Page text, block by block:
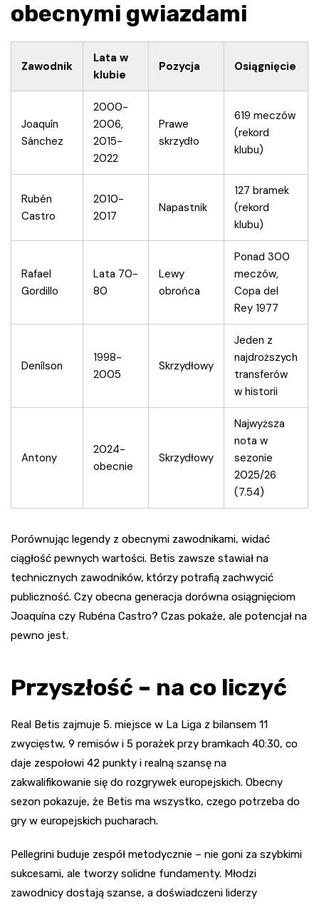
obecnymi gwiazdami
Zawodnik
Lata w
klubie
Pozycja Osiągnięcie
Joaquín
Sánchez
2000-
2006,
2015-
2022
Prawe
skrzydło
619 meczów
(rekord
klubu)
Rubén
Castro
2010-
2017
Napastnik
127 bramek
(rekord
klubu)
Rafael
Gordillo
Lata 70-
80
Lewy
obrońca
Ponad 300
meczów,
Copa del
Rey 1977
Denílson
1998-
2005
Skrzydłowy
Jeden z
najdroższych
transferów
w historii
Antony
2024-
obecnie
Skrzydłowy
Najwyższa
nota w
sezonie
2025/26
(7.54)
Porównując legendy z obecnymi zawodnikami, widać
ciągłość pewnych wartości. Betis zawsze stawiał na
technicznych zawodników, którzy potrafią zachwycić
publiczność. Czy obecna generacja dorówna osiągnięciom
Joaquína czy Rubéna Castro? Czas pokaże, ale potencjał na
pewno jest.
Przyszłość – na co liczyć
Real Betis zajmuje 5. miejsce w La Liga z bilansem 11
zwycięstw, 9 remisów i 5 porażek przy bramkach 40:30, co
daje zespołowi 42 punkty i realną szansę na
zakwalifikowanie się do rozgrywek europejskich. Obecny
sezon pokazuje, że Betis ma wszystko, czego potrzeba do
gry w europejskich pucharach.
Pellegrini buduje zespół metodycznie – nie goni za szybkimi
sukcesami, ale tworzy solidne fundamenty. Młodzi
zawodnicy dostają szanse, a doświadczeni liderzy